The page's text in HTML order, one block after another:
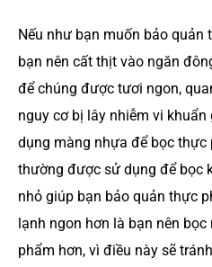
Nếu như bạn muốn bảo
bạn nên cất thịt vào ngăn
để chúng được tươi ngon,
nguy cơ bị lây nhiễm vi khuẩn
dụng màng nhựa để bọc
thường được sử dụng để bọc
nhỏ giúp bạn bảo quản thực
lạnh ngon hơn là bạn nên
phẩm hơn, vì điều này sẽ